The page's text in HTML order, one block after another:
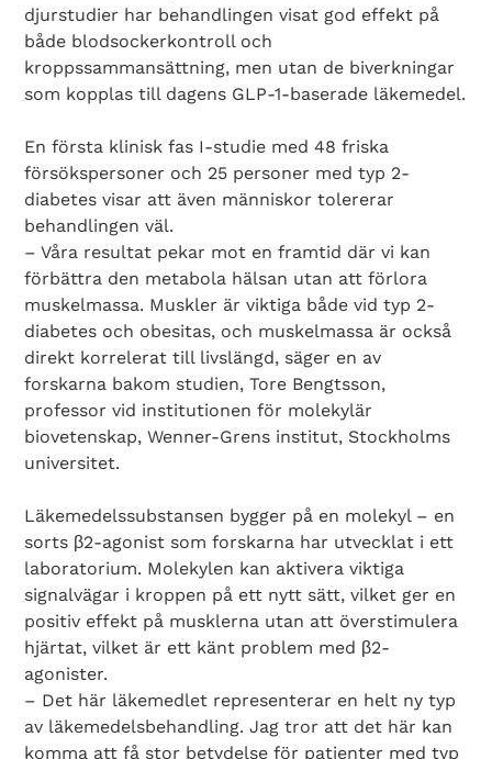
djurstudier har behandlingen visat god effekt på
både blodsockerkontroll och
kroppssammansättning, men utan de biverkningar
som kopplas till dagens GLP-1-baserade läkemedel.
En första klinisk fas I-studie med 48 friska
försökspersoner och 25 personer med typ 2-
diabetes visar att även människor tolererar
behandlingen väl.
– Våra resultat pekar mot en framtid där vi kan
förbättra den metabola hälsan utan att förlora
muskelmassa. Muskler är viktiga både vid typ 2-
diabetes och obesitas, och muskelmassa är också
direkt korrelerat till livslängd, säger en av
forskarna bakom studien, Tore Bengtsson,
professor vid institutionen för molekylär
biovetenskap, Wenner-Grens institut, Stockholms
universitet.
Läkemedelssubstansen bygger på en molekyl – en
sorts β2-agonist som forskarna har utvecklat i ett
laboratorium. Molekylen kan aktivera viktiga
signalvägar i kroppen på ett nytt sätt, vilket ger en
positiv effekt på musklerna utan att överstimulera
hjärtat, vilket är ett känt problem med β2-
agonister.
– Det här läkemedlet representerar en helt ny typ
av läkemedelsbehandling. Jag tror att det här kan
komma att få stor betydelse för patienter med typ